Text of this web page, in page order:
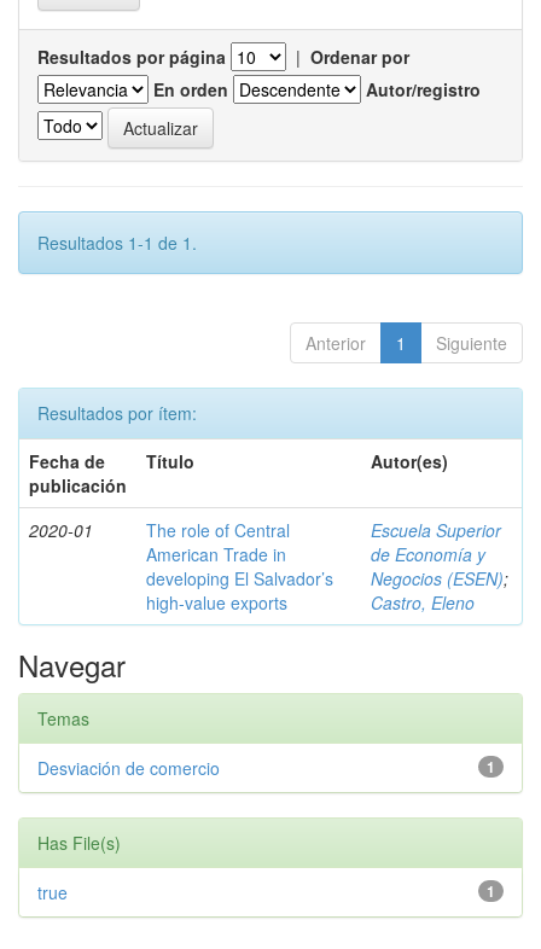
Resultados por página | Ordenar por
En orden
Autor/registro
Resultados 1-1 de 1.
Anterior 1 Siguiente
Resultados por ítem:
Fecha de
publicación
Título Autor(es)
2020-01
The role of Central
American Trade in
developing El Salvador’s
high-value exports
Escuela Superior
de Economía y
Negocios (ESEN);
Castro, Eleno
Navegar
Temas
1
Desviación de comercio
Has File(s)
1
true